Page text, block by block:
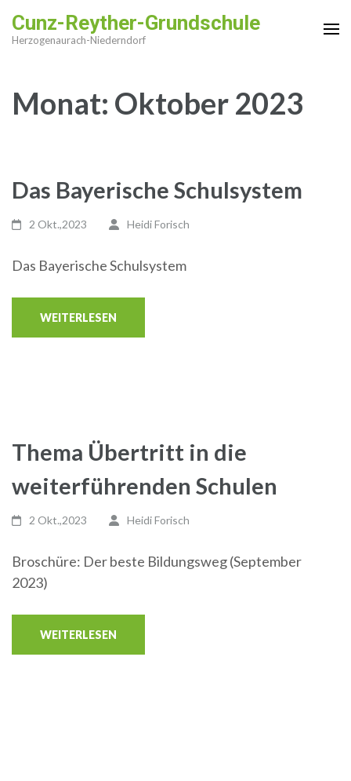
Inhalt
drücken)
Cunz-Reyther-Grundschule
Herzogenaurach-Niederndorf
Monat: Oktober 2023
Das Bayerische Schulsystem
2 Okt.,2023 Heidi Forisch
Das Bayerische Schulsystem
WEITERLESEN
Thema Übertritt in die
weiterführenden Schulen
2 Okt.,2023 Heidi Forisch
Broschüre: Der beste Bildungsweg (September
2023)
WEITERLESEN